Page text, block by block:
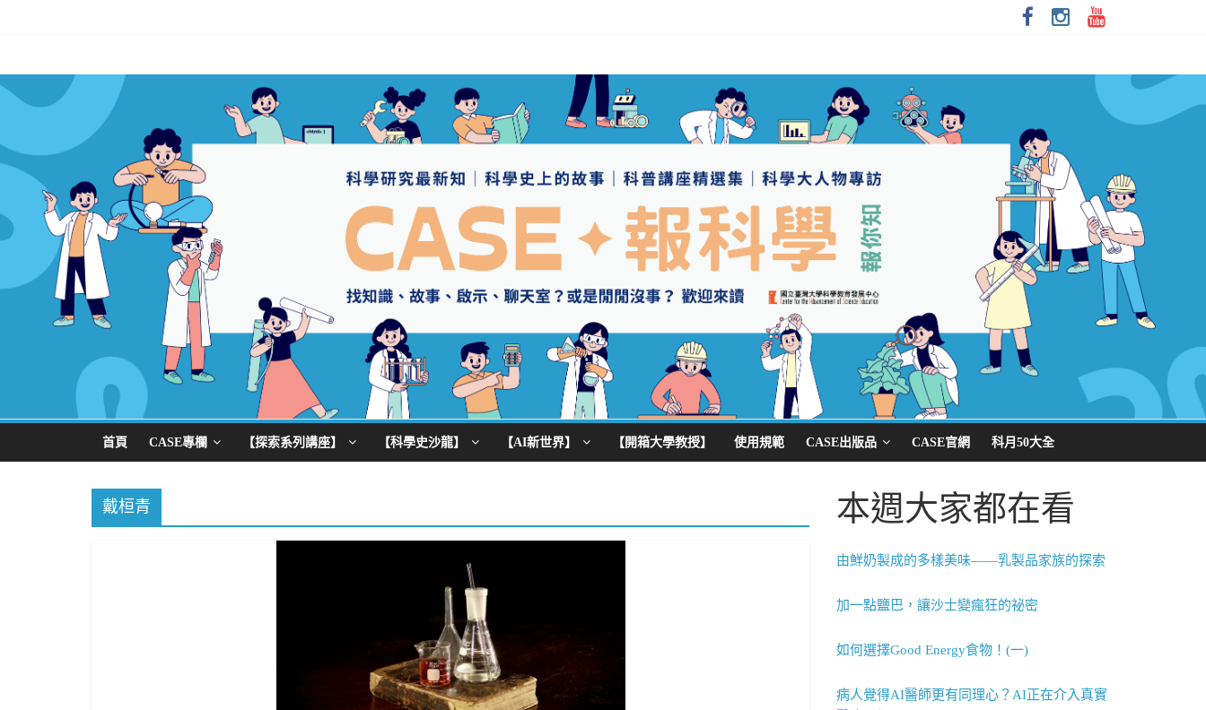
首頁 CASE專欄 【探索系列講座】 【科學史沙龍】 【AI新世界】 【開箱大學教授】 使用規範 CASE出版品 CASE官網 科月50大全
戴桓青 本週大家都在看
由鮮奶製成的多樣美味——乳製品家族的探索
加一點鹽巴，讓沙士變瘋狂的祕密
如何選擇Good Energy食物！(一)
病人覺得AI醫師更有同理心？AI正在介入真實